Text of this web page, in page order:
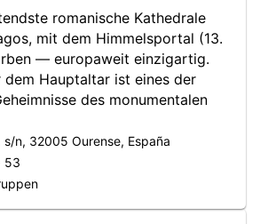
romanische Kathedrale
mit dem Himmelsportal (13.
— europaweit einzigartig.
dem Hauptaltar ist eines der
des monumentalen
s/n, 32005 Ourense, España
53